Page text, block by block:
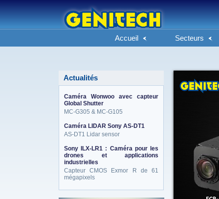
Accueil Secteurs
Actualités
Caméra Wonwoo avec capteur
Global Shutter
MC-G305 & MC-G105
Caméra LIDAR Sony AS-DT1
AS-DT1 Lidar sensor
Sony ILX-LR1 : Caméra pour les
drones et applications
industrielles
Capteur CMOS Exmor R de 61
mégapixels